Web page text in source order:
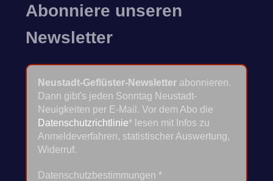
Abonniere unseren
Newsletter
Neustadt-Geflüster-Newsletter abonnieren.
Dann gibt's jeden Sonntag Neustadt-
Neuigkeiten per E-Mail. Vor dem Abo die
Datenschutzrichtlinie* lesen mit Infos zu
Anmeldeverfahren, statistischer Auswertung,
Widerruf.
Datenschutzbestimmungen *